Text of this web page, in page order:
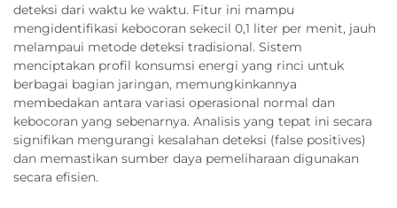
deteksi dari waktu ke waktu. Fitur ini mampu
mengidentifikasi kebocoran sekecil 0,1 liter per menit, jauh
melampaui metode deteksi tradisional. Sistem
menciptakan profil konsumsi energi yang rinci untuk
berbagai bagian jaringan, memungkinkannya
membedakan antara variasi operasional normal dan
kebocoran yang sebenarnya. Analisis yang tepat ini secara
signifikan mengurangi kesalahan deteksi (false positives)
dan memastikan sumber daya pemeliharaan digunakan
secara efisien.